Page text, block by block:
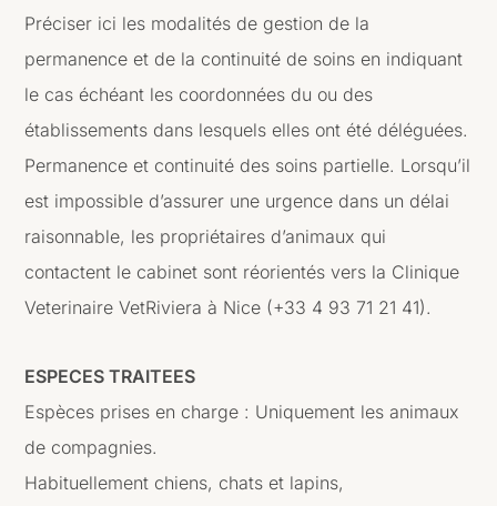
Préciser ici les modalités de gestion de la
permanence et de la continuité de soins en indiquant
le cas échéant les coordonnées du ou des
établissements dans lesquels elles ont été déléguées.
Permanence et continuité des soins partielle. Lorsqu’il
est impossible d’assurer une urgence dans un délai
raisonnable, les propriétaires d’animaux qui
contactent le cabinet sont réorientés vers la Clinique
Veterinaire VetRiviera à Nice (+33 4 93 71 21 41).
ESPECES TRAITEES
Espèces prises en charge : Uniquement les animaux
de compagnies.
Habituellement chiens, chats et lapins,